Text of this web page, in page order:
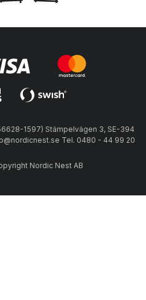
1597) Stämpelvägen 3, SE-394
Tel. 0480 - 44 99 20
Nordic Nest AB